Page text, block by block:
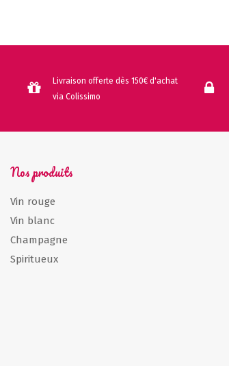
Livraison offerte dès 150€ d'achat
via Colissimo
Nos produits
Vin rouge
Vin blanc
Champagne
Spiritueux